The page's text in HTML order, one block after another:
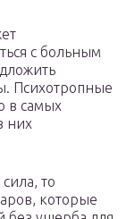
с больным
Психотропные
в самых
них
то
которые